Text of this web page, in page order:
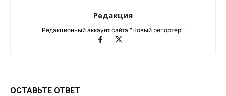
Редакция
Редакционный аккаунт сайта "Новый репортер".
ОСТАВЬТЕ ОТВЕТ